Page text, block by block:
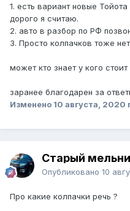
1. есть вариант новые
дорого я считаю.
2. авто в разбор по РФ
3. Просто колпачков тоже
может кто знает у кого
заранее благодарен за
Изменено 10 августа, 2020
Старый
Опубликовано 10
Про какие колпачки речь ?